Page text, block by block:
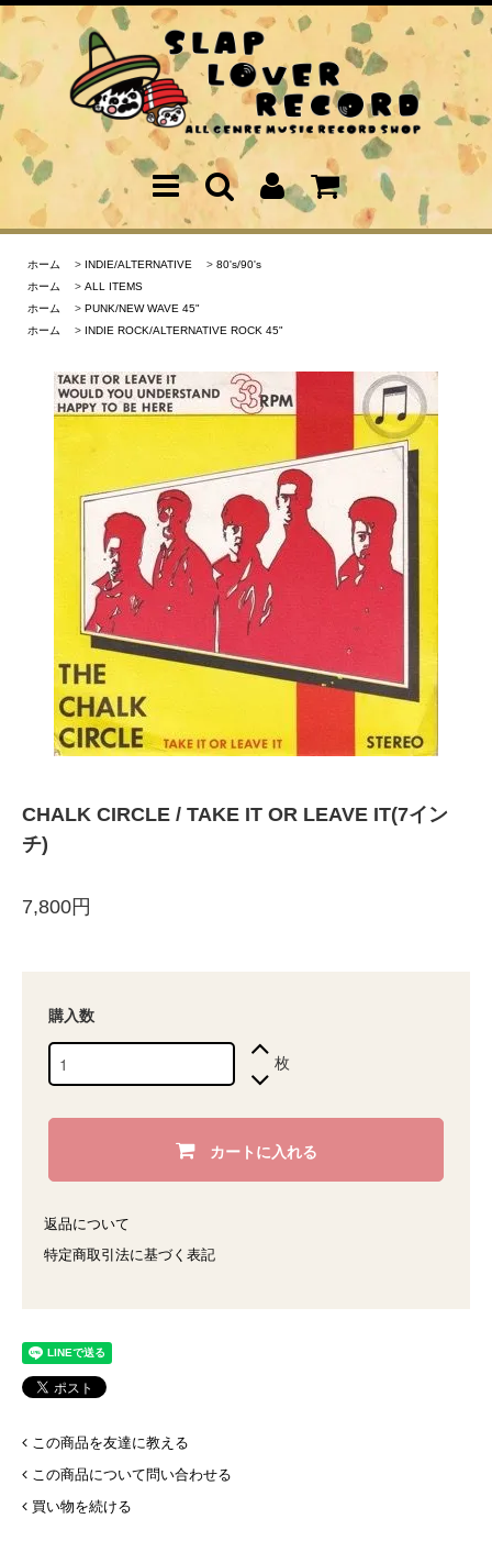
ホーム > INDIE/ALTERNATIVE > 80's/90's
ホーム
> ALL ITEMS
ホーム
> PUNK/NEW WAVE 45"
ホーム
> INDIE ROCK/ALTERNATIVE ROCK 45"
CHALK CIRCLE / TAKE IT OR LEAVE IT(7イン
チ)
7,800円
購入数
枚
カートに入れる
返品について
特定商取引法に基づく表記
この商品を友達に教える
この商品について問い合わせる
買い物を続ける